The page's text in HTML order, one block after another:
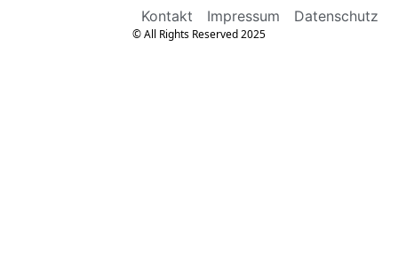
Kontakt Impressum Datenschutz
© All Rights Reserved 2025